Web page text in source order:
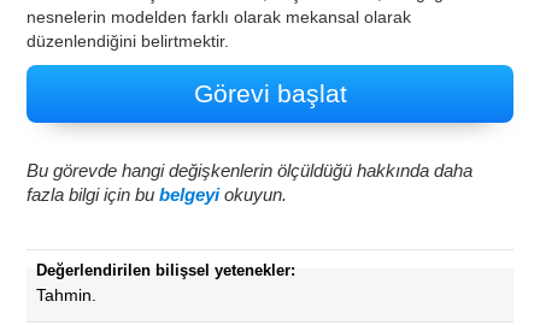
nesnelerin modelden farklı olarak mekansal olarak
düzenlendiğini belirtmektir.
Görevi başlat
Bu görevde hangi değişkenlerin ölçüldüğü hakkında daha
fazla bilgi için bubelgeyiokuyun.
Değerlendirilen bilişsel yetenekler:
Tahmin.